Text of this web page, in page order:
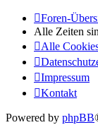
Foren-
Alle Zeiten
Alle
Impressum
Kontakt
Powered by phpBB